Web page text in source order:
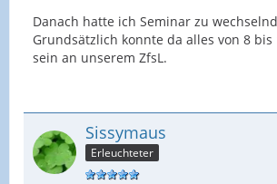
Danach hatte ich Seminar zu
Grundsätzlich konnte da alles von 8 bis
sein an unserem ZfsL.
Sissymaus
Erleuchteter